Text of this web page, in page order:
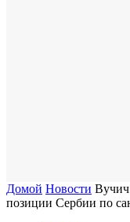
Домой Новости Вучич
позиции Сербии по